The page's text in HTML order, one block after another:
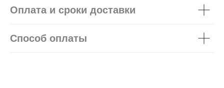
Оплата и сроки доставки
Способ оплаты